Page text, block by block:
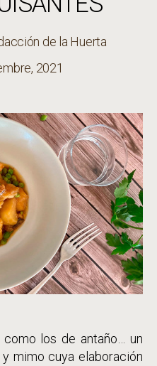
de la Huerta
2021
los de antaño… un
mimo cuya elaboración